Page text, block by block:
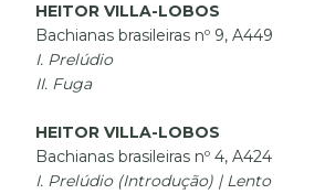
HEITOR VILLA-LOBOS
Bachianas brasileiras nº 9, A449
I. Prelúdio
II. Fuga
HEITOR VILLA-LOBOS
Bachianas brasileiras nº 4, A424
I. Prelúdio (Introdução) | Lento